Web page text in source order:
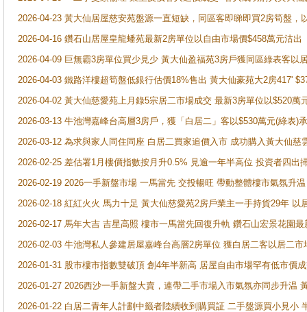
2026-04-23 黃大仙居屋慈安苑盤源一直短缺，同區客即睇即買2房筍盤，
2026-04-16 鑽石山居屋皇龍蟠苑最新2房單位以自由市場價$458萬元沽出
2026-04-09 巨無霸3房單位買少見少 黃大仙盈福苑3房戶獲同區綠表客以
2026-04-03 鐵路洋樓超筍盤低銀行估價18%售出 黃大仙豪苑大2房417'
2026-04-02 黃大仙慈愛苑上月錄5宗居二市場成交 最新3房單位以$520萬
2026-03-13 牛池灣嘉峰台高層3房戶，獲「白居二」客以$530萬元(綠表)
2026-03-12 為求與家人同住同座 白居二買家追價入市 成功購入黃大仙
2026-02-25 差估署1月樓價指數按月升0.5% 見逾一年半高位 投資者四
2026-02-19 2026一手新盤市場 一馬當先 交投暢旺 帶動整體樓市氣氛升
2026-02-18 紅紅火火 馬力十足 黃大仙慈愛苑2房戶業主一手持貨29年 以
2026-02-17 馬年大吉 吉星高照 樓市一馬當先回復升軌 鑽石山宏景花園
2026-02-03 牛池灣私人參建居屋嘉峰台高層2房單位 獲白居二客以居二市
2026-01-31 股市樓市指數雙破頂 創4年半新高 居屋自由市場罕有低市價
2026-01-27 2026西沙一手新盤大賣，連帶二手市場入市氣氛亦同步升温
2026-01-22 白居二青年人計劃中籤者陸續收到購買証 二手盤源買小見小